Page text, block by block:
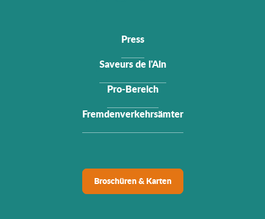
Press
Saveurs de l'Ain
Pro-Bereich
Fremdenverkehrsämter
Broschüren & Karten